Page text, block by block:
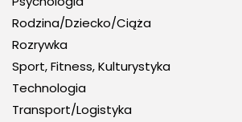
Rodzina/Dziecko/Ciąża
Rozrywka
Sport, Fitness, Kulturystyka
Technologia
Transport/Logistyka